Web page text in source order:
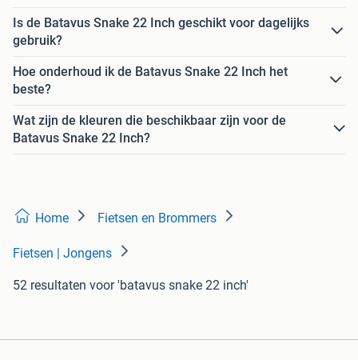
Is de Batavus Snake 22 Inch geschikt voor dagelijks
gebruik?
Hoe onderhoud ik de Batavus Snake 22 Inch het
beste?
Wat zijn de kleuren die beschikbaar zijn voor de
Batavus Snake 22 Inch?
Home Fietsen en Brommers
Fietsen | Jongens
52 resultaten voor 'batavus snake 22 inch'